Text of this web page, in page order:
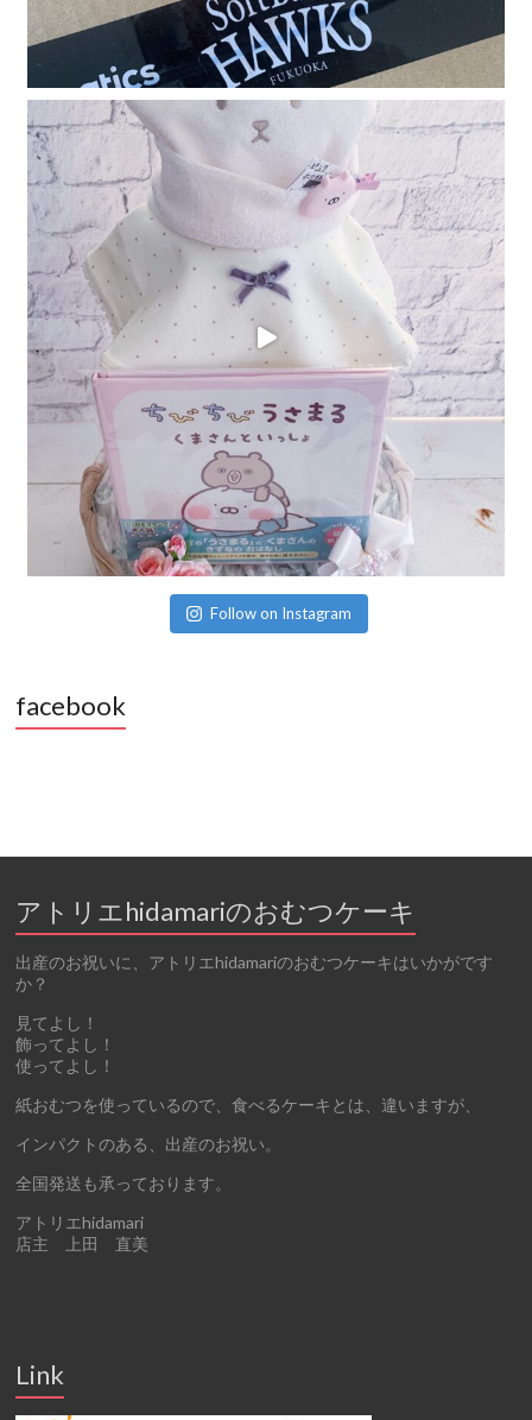
Follow on Instagram
facebook
アトリエhidamariのおむつケーキ
出産のお祝いに、アトリエhidamariのおむつケーキはいかがです
か？
見てよし！
飾ってよし！
使ってよし！
紙おむつを使っているので、食べるケーキとは、違いますが、
インパクトのある、出産のお祝い。
全国発送も承っております。
アトリエhidamari
店主 上田 直美
Link